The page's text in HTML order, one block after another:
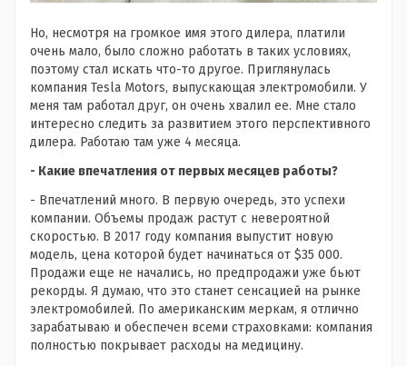
Но, несмотря на громкое имя этого дилера, платили
очень мало, было сложно работать в таких условиях,
поэтому стал искать что-то другое. Приглянулась
компания Tesla Motors, выпускающая электромобили. У
меня там работал друг, он очень хвалил ее. Мне стало
интересно следить за развитием этого перспективного
дилера. Работаю там уже 4 месяца.
- Какие впечатления от первых месяцев работы?
- Впечатлений много. В первую очередь, это успехи
компании. Объемы продаж растут с невероятной
скоростью. В 2017 году компания выпустит новую
модель, цена которой будет начинаться от $35 000.
Продажи еще не начались, но предпродажи уже бьют
рекорды. Я думаю, что это станет сенсацией на рынке
электромобилей. По американским меркам, я отлично
зарабатываю и обеспечен всеми страховками: компания
полностью покрывает расходы на медицину.